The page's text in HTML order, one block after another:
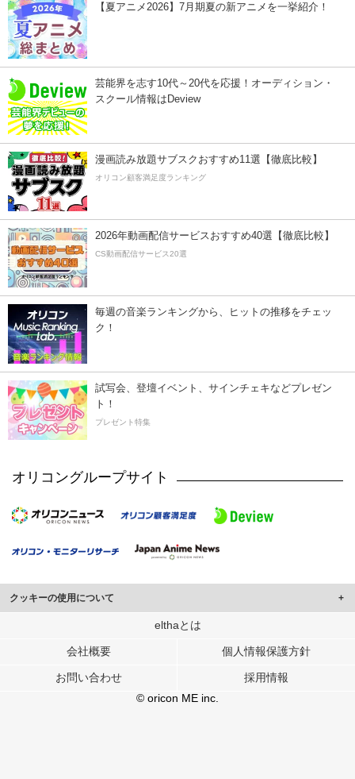
【夏アニメ2026】7月期夏の新アニメを一挙紹介！
芸能界を志す10代～20代を応援！オーディション・
スクール情報はDeview
漫画読み放題サブスクおすすめ11選【徹底比較】
オリコン顧客満足度ランキング
2026年動画配信サービスおすすめ40選【徹底比較】
CS動画配信サービス20選
毎週の音楽ランキングから、ヒットの推移をチェッ
ク！
試写会、登壇イベント、サインチェキなどプレゼン
ト！
プレゼント特集
オリコングループサイト
クッキーの使用について
このサイトでは Cookie を使用して、ユーザーに合わせたコンテンツや広告の
行っています。
メディアや広告配信、データ解析の各パートナーに提供しています。
各パートナーは、この情報とユーザーが各パートナーに提供した他の情報や、
ユーザーが各パートナーのサービスを使用したときに収集した他の情報を組み
elthaとは
会社概要 個人情報保護方針
お問い合わせ
採用情報
© oricon ME inc.